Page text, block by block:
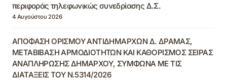
περιφοράς τηλεφωνικώς συνεδρίασης Δ.Σ.
4 Αυγούστου 2026
ΑΠΟΦΑΣΗ ΟΡΙΣΜΟΥ ΑΝΤΙΔΗΜΑΡΧΩΝ Δ. ΔΡΑΜΑΣ,
ΜΕΤΑΒΙΒΑΣΗ ΑΡΜΟΔΙΟΤΗΤΩΝ ΚΑΙ ΚΑΘΟΡΙΣΜΟΣ ΣΕΙΡΑΣ
ΑΝΑΠΛΗΡΩΣΗΣ ΔΗΜΑΡΧΟΥ, ΣΥΜΦΩΝΑ ΜΕ ΤΙΣ
ΔΙΑΤΑΞΕΙΣ ΤΟΥ Ν.5314/2026